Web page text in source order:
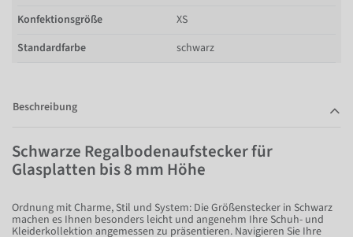
Konfektionsgröße
XS
Standardfarbe
schwarz
Beschreibung
Schwarze Regalbodenaufstecker für
Glasplatten bis 8 mm Höhe
Ordnung mit Charme, Stil und System: Die Größenstecker in Schwarz
machen es Ihnen besonders leicht und angenehm Ihre Schuh- und
Kleiderkollektion angemessen zu präsentieren. Navigieren Sie Ihre